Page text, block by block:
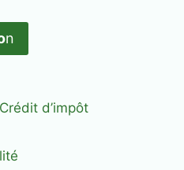
n
d’impôt